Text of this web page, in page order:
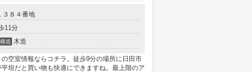
３８４番地
11分
構造 木造
空室情報ならコチラ。徒歩9分の場所に日田市
坦だと買い物も快適にできますね。最上階のア